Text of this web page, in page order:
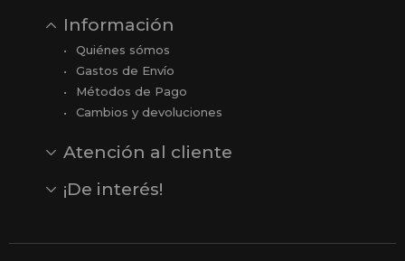
Información
Quiénes sómos
Gastos de Envío
Métodos de Pago
Cambios y devoluciones
Atención al cliente
Opiniones
Reseñas en Google
¡De interés!